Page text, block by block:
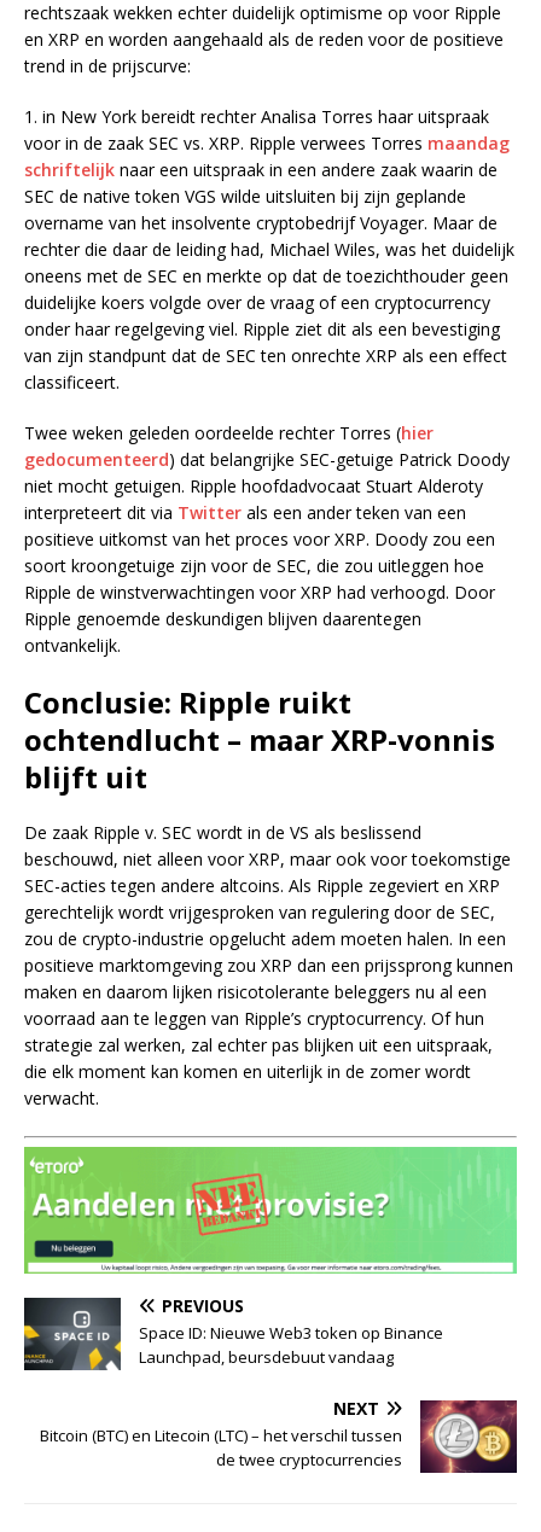
rechtszaak wekken echter duidelijk optimisme op voor Ripple
en XRP en worden aangehaald als de reden voor de positieve
trend in de prijscurve:
1. in New York bereidt rechter Analisa Torres haar uitspraak
voor in de zaak SEC vs. XRP. Ripple verwees Torres maandag
schriftelijk naar een uitspraak in een andere zaak waarin de
SEC de native token VGS wilde uitsluiten bij zijn geplande
overname van het insolvente cryptobedrijf Voyager. Maar de
rechter die daar de leiding had, Michael Wiles, was het duidelijk
oneens met de SEC en merkte op dat de toezichthouder geen
duidelijke koers volgde over de vraag of een cryptocurrency
onder haar regelgeving viel. Ripple ziet dit als een bevestiging
van zijn standpunt dat de SEC ten onrechte XRP als een effect
classificeert.
Twee weken geleden oordeelde rechter Torres (hier
gedocumenteerd) dat belangrijke SEC-getuige Patrick Doody
niet mocht getuigen. Ripple hoofdadvocaat Stuart Alderoty
interpreteert dit via Twitter als een ander teken van een
positieve uitkomst van het proces voor XRP. Doody zou een
soort kroongetuige zijn voor de SEC, die zou uitleggen hoe
Ripple de winstverwachtingen voor XRP had verhoogd. Door
Ripple genoemde deskundigen blijven daarentegen
ontvankelijk.
Conclusie: Ripple ruikt
ochtendlucht – maar XRP-vonnis
blijft uit
De zaak Ripple v. SEC wordt in de VS als beslissend
beschouwd, niet alleen voor XRP, maar ook voor toekomstige
SEC-acties tegen andere altcoins. Als Ripple zegeviert en XRP
gerechtelijk wordt vrijgesproken van regulering door de SEC,
zou de crypto-industrie opgelucht adem moeten halen. In een
positieve marktomgeving zou XRP dan een prijssprong kunnen
maken en daarom lijken risicotolerante beleggers nu al een
voorraad aan te leggen van Ripple’s cryptocurrency. Of hun
strategie zal werken, zal echter pas blijken uit een uitspraak,
die elk moment kan komen en uiterlijk in de zomer wordt
verwacht.
PREVIOUS
Space ID: Nieuwe Web3 token op Binance
Launchpad, beursdebuut vandaag
NEXT
Bitcoin (BTC) en Litecoin (LTC) – het verschil tussen
de twee cryptocurrencies